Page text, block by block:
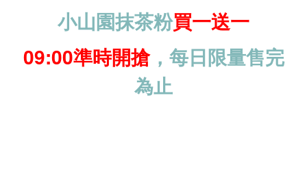
小山園抹茶粉買一送一
09:00準時開搶， 每日限量售完
為止